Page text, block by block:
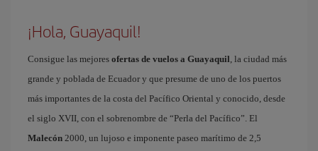
¡Hola, Guayaquil!
Consigue las mejores ofertas de vuelos a Guayaquil , la ciudad más
grande y poblada de Ecuador y que presume de uno de los puertos
más importantes de la costa del Pacífico Oriental y conocido, desde
el siglo XVII, con el sobrenombre de “Perla del Pacífico”. El
Malecón 2000, un lujoso e imponente paseo marítimo de 2,5